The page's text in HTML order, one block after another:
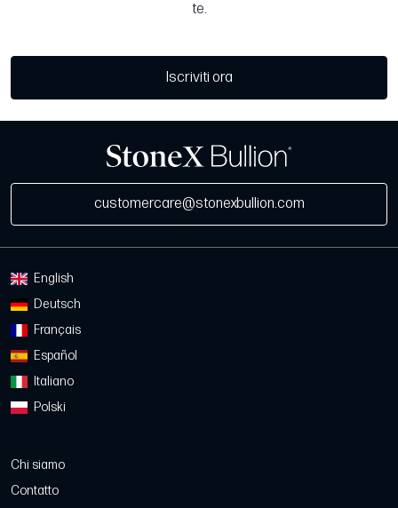
te.
Iscriviti ora
customercare@stonexbullion.com
English
Deutsch
Français
Español
Italiano
Polski
Chi siamo
Contatto